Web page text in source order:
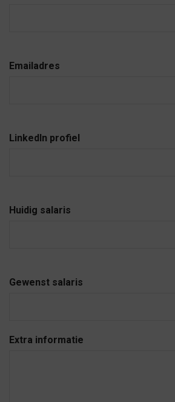
Emailadres
LinkedIn profiel
Huidig salaris
Gewenst salaris
Extra informatie